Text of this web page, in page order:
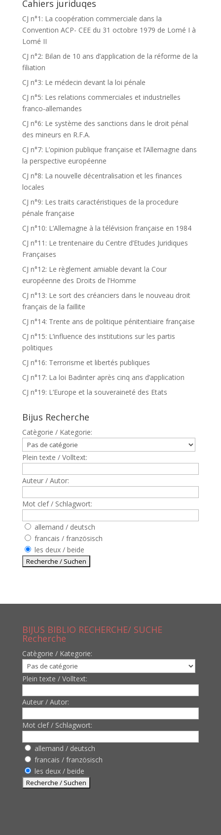
Cahiers juriduqes
CJ n°1: La coopération commerciale dans la
Convention ACP- CEE du 31 octobre 1979 de Lomé I à
Lomé II
CJ n°2: Bilan de 10 ans d’application de la réforme de la
filiation
CJ n°3: Le médecin devant la loi pénale
CJ n°5: Les relations commerciales et industrielles
franco-allemandes
CJ n°6: Le système des sanctions dans le droit pénal
des mineurs en R.F.A.
CJ n°7: L’opinion publique française et l’Allemagne dans
la perspective européenne
CJ n°8: La nouvelle décentralisation et les finances
locales
CJ n°9: Les traits caractéristiques de la procedure
pénale française
CJ n°10: L’Allemagne à la télévision française en 1984
CJ n°11: Le trentenaire du Centre d’Etudes Juridiques
Françaises
CJ n°12: Le règlement amiable devant la Cour
européenne des Droits de l’Homme
CJ n°13: Le sort des créanciers dans le nouveau droit
français de la faillite
CJ n°14: Trente ans de politique pénitentiaire française
CJ n°15: L’influence des institutions sur les partis
politiques
CJ n°16: Terrorisme et libertés publiques
CJ n°17: La loi Badinter après cinq ans d’application
CJ n°19: L’Europe et la souveraineté des Etats
Bijus Recherche
Catègorie / Kategorie:
Plein texte / Volltext:
Auteur / Autor:
Mot clef / Schlagwort:
allemand / deutsch
francais / französisch
les deux / beide
BIJUS BIBLIO RECHERCHE/ SUCHE
Recherche
Catègorie / Kategorie:
Plein texte / Volltext:
Auteur / Autor:
Mot clef / Schlagwort:
allemand / deutsch
francais / französisch
les deux / beide